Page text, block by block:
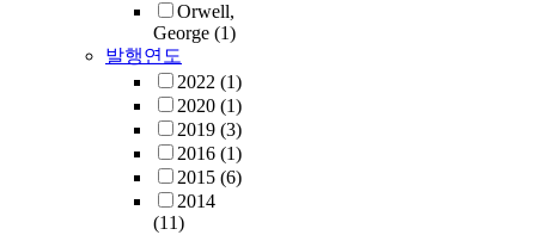
Orwell,
George (1)
발행연도
2022 (1)
2020 (1)
2019 (3)
2016 (1)
2015 (6)
2014
(11)